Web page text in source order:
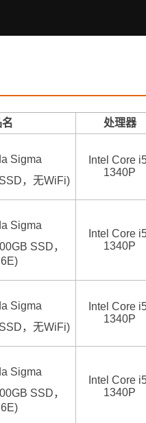
处理器
Sigma
，无WiFi)
Intel Core
1340P
Sigma
SSD，
Intel Core
1340P
Sigma
，无WiFi)
Intel Core
1340P
Sigma
SSD，
Intel Core
1340P